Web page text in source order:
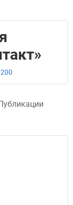
200